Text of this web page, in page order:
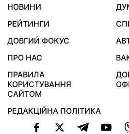
НОВИНИ
РЕЙТИНГИ
ДОВГИЙ ФОКУС
ПРО НАС
ПРАВИЛА
КОРИСТУВАННЯ
САЙТОМ
РЕДАКЦІЙНА ПОЛІТИКА